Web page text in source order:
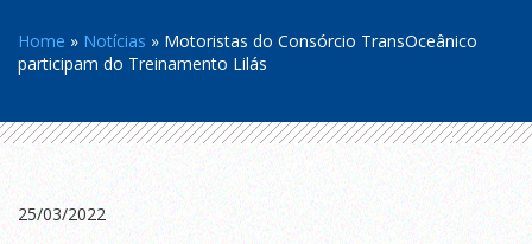
Home » Notícias » Motoristas do Consórcio TransOceânico
participam do Treinamento Lilás
25/03/2022